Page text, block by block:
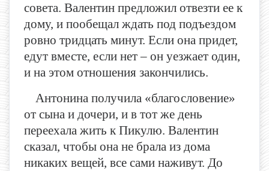
совета. Валентин предложил отвезти ее к
дому, и пообещал ждать под подъездом
ровно тридцать минут. Если она придет,
едут вместе, если нет – он уезжает один,
и на этом отношения закончились.
Антонина получила «благословение»
от сына и дочери, и в тот же день
переехала жить к Пикулю. Валентин
сказал, чтобы она не брала из дома
никаких вещей, все сами наживут. До